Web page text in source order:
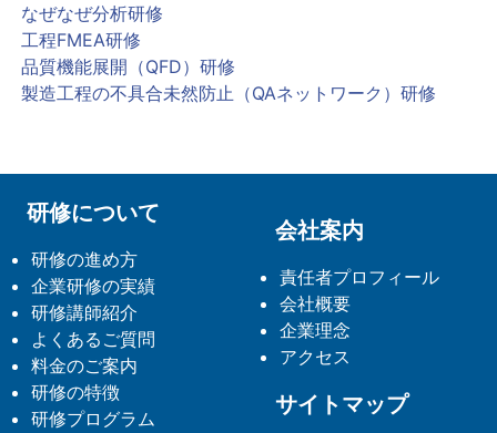
なぜなぜ分析研修
工程FMEA研修
品質機能展開（QFD）研修
製造工程の不具合未然防止（QAネットワーク）研修
研修について
研修の進め方
企業研修の実績
研修講師紹介
よくあるご質問
料金のご案内
研修の特徴
研修プログラム
会社案内
責任者プロフィール
会社概要
企業理念
アクセス
サイトマップ